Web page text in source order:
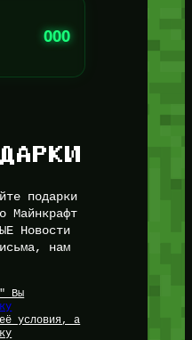
000
подарки
Майнкрафт
Новости
нам
" Вы
условия, а